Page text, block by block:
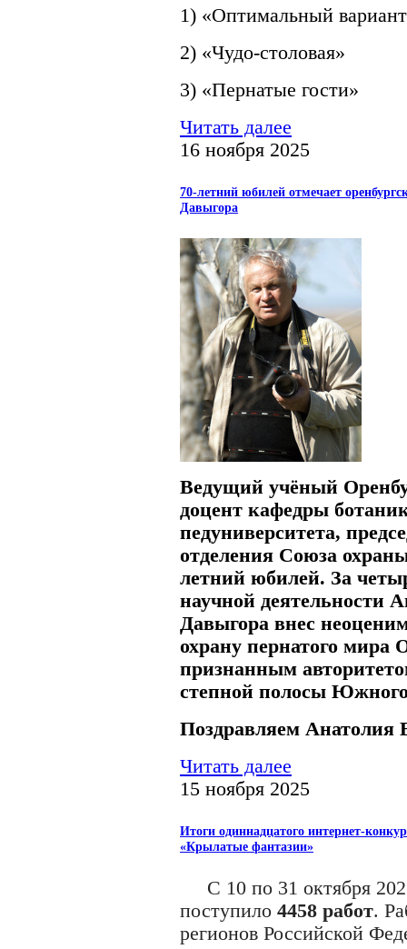
1) «Оптимальный
2) «Чудо-столовая»
3) «Пернатые гости»
Читать далее
16 ноября 2025
70-летний юбилей отмечает
Давыгора
Ведущий учёный
доцент кафедры
педуниверситета,
отделения Союза
летний юбилей. За
научной деятельности
Давыгора внес
охрану пернатого мира
признанным
степной полосы
Поздравляем Анатолия
Читать далее
15 ноября 2025
Итоги одиннадцатого интернет-
«Крылатые фантазии»
С 10 по 31 октября
поступило 4458 работ.
регионов Российской